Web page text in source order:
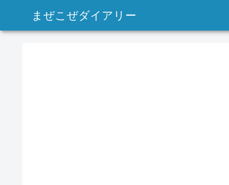
まぜこぜダイアリー